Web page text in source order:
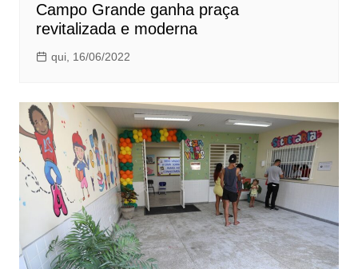
Campo Grande ganha praça
revitalizada e moderna
qui, 16/06/2022